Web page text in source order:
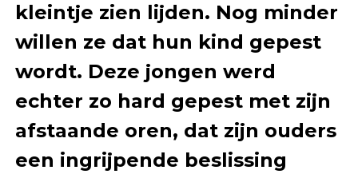
kleintje zien lijden. Nog minder
willen ze dat hun kind gepest
wordt. Deze jongen werd
echter zo hard gepest met zijn
afstaande oren, dat zijn ouders
een ingrijpende beslissing